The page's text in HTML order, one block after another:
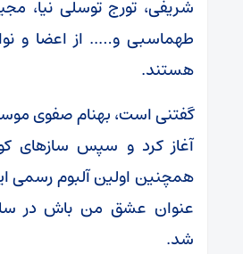
شریفی، تورج توسلی نیا،
طهماسبی و….. از اعضا و
هستند.
گفتنی است، بهنام صفوی
آغاز کرد و سپس سازهای
همچنین اولین آلبوم رسمی
شد.